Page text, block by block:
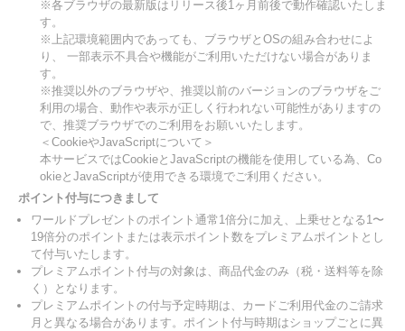
※各ブラウザの最新版はリリース後1ヶ月前後で動作確認いたしま
す。
※上記環境範囲内であっても、ブラウザとOSの組み合わせによ
り、 一部表示不具合や機能がご利用いただけない場合がありま
す。
※推奨以外のブラウザや、推奨以前のバージョンのブラウザをご
利用の場合、動作や表示が正しく行われない可能性がありますの
で、推奨ブラウザでのご利用をお願いいたします。
＜CookieやJavaScriptについて＞
本サービスではCookieとJavaScriptの機能を使用している為、Co
okieとJavaScriptが使用できる環境でご利用ください。
ポイント付与につきまして
ワールドプレゼントのポイント通常1倍分に加え、上乗せとなる1〜
19倍分のポイントまたは表示ポイント数をプレミアムポイントとし
て付与いたします。
プレミアムポイント付与の対象は、商品代金のみ（税・送料等を除
く）となります。
プレミアムポイントの付与予定時期は、カードご利用代金のご請求
月と異なる場合があります。ポイント付与時期はショップごとに異